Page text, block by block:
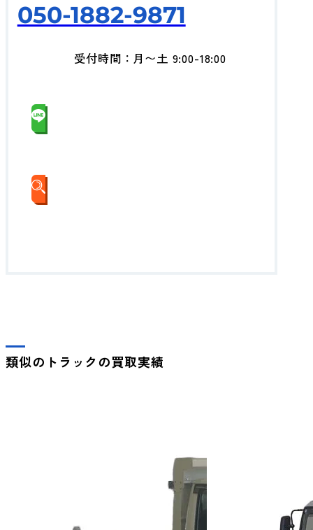
050-1882-9871
受付時間：月〜土 9:00-18:00
類似のトラックの買取実績